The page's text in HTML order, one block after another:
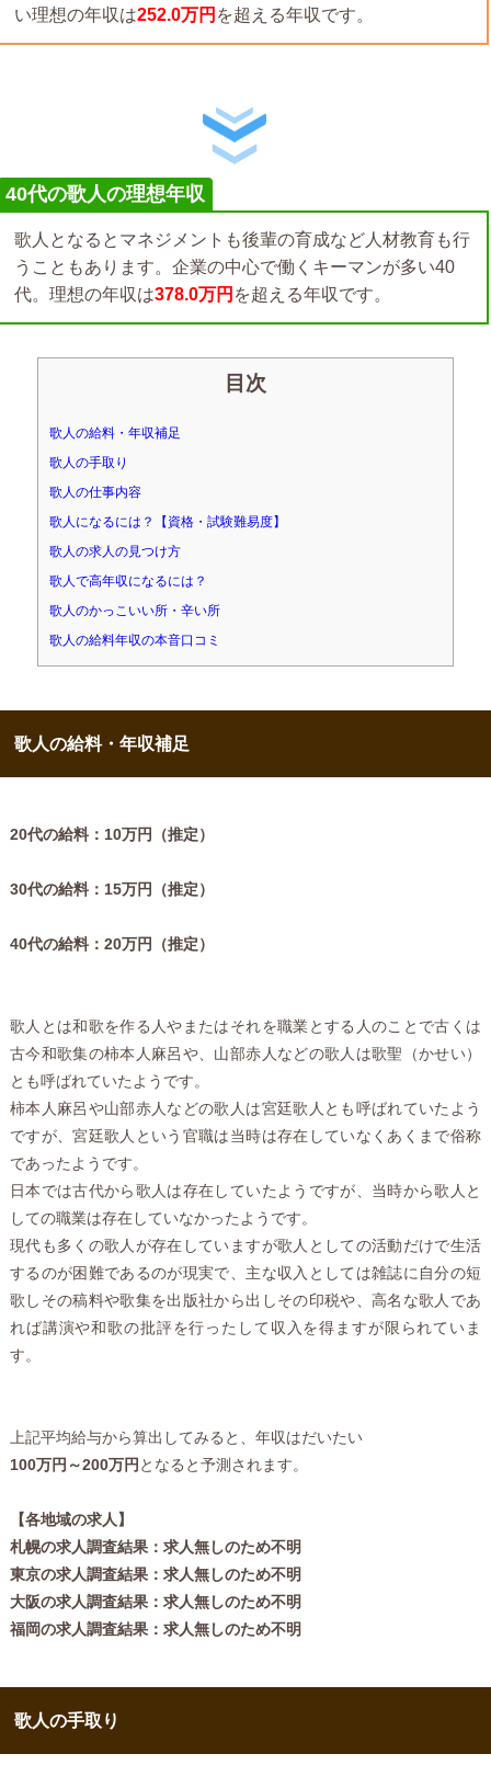
い理想の年収は252.0万円 を超える年収です。
40代の歌人の理想年収
歌人となるとマネジメントも後輩の育成など人材教育も行
うこともあります。企業の中心で働くキーマンが多い40
代。理想の年収は378.0万円 を超える年収です。
目次
歌人の給料・年収補足
歌人の手取り
歌人の仕事内容
歌人になるには？【資格・試験難易度】
歌人の求人の見つけ方
歌人で高年収になるには？
歌人のかっこいい所・辛い所
歌人の給料年収の本音口コミ
歌人の給料・年収補足
20代の給料：10万円（推定）
30代の給料：15万円（推定）
40代の給料：20万円（推定）
歌人とは和歌を作る人やまたはそれを職業とする人のことで古くは
古今和歌集の柿本人麻呂や、山部赤人などの歌人は歌聖（かせい）
とも呼ばれていたようです。
柿本人麻呂や山部赤人などの歌人は宮廷歌人とも呼ばれていたよう
ですが、宮廷歌人という官職は当時は存在していなくあくまで俗称
であったようです。
日本では古代から歌人は存在していたようですが、当時から歌人と
しての職業は存在していなかったようです。
現代も多くの歌人が存在していますが歌人としての活動だけで生活
するのが困難であるのが現実で、主な収入としては雑誌に自分の短
歌しその稿料や歌集を出版社から出しその印税や、高名な歌人であ
れば講演や和歌の批評を行ったして収入を得ますが限られていま
す。
上記平均給与から算出してみると、年収はだいたい
100万円～200万円 となると予測されます。
【各地域の求人】
札幌の求人調査結果：求人無しのため不明
東京の求人調査結果：求人無しのため不明
大阪の求人調査結果：求人無しのため不明
福岡の求人調査結果：求人無しのため不明
歌人の手取り